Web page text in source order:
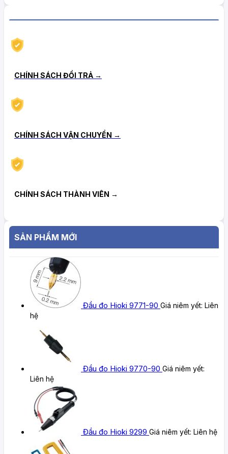
CHÍNH SÁCH ĐỔI TRẢ →
CHÍNH SÁCH VẬN CHUYỂN →
CHÍNH SÁCH THÀNH VIÊN →
SẢN PHẨM MỚI
Đầu đo Hioki 9771-90 Giá niêm yết: Liên
hệ
Đầu đo Hioki 9770-90 Giá niêm yết:
Liên hệ
Đầu đo Hioki 9299 Giá niêm yết: Liên hệ